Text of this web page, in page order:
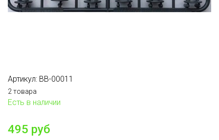
Артикул: BB-00011
2 товара
Есть в наличии
495 руб